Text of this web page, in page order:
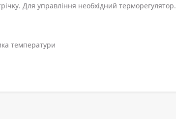
Для управління необхідний терморегулятор.
температури